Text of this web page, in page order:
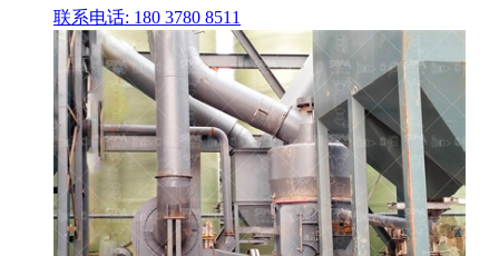
联系电话: 180 3780 8511